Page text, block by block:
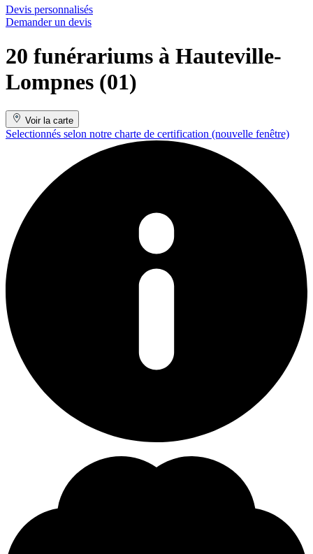
Devis personnalisés
Demander un devis
20 funérariums à Hauteville-
Lompnes (01)
Voir la carte
Selectionnés selon notre charte de certification (nouvelle fenêtre)